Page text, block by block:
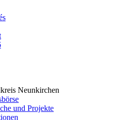
Neunkirchen
und Projekte